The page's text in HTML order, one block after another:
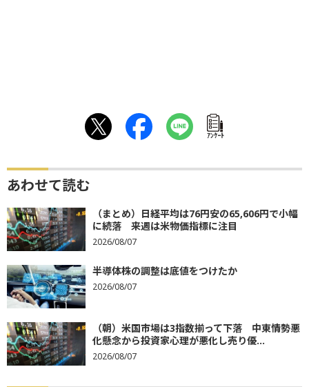
ｱﾝｹｰﾄ
あわせて読む
（まとめ）日経平均は76円安の65,606円で小幅
に続落 来週は米物価指標に注目
2026/08/07
半導体株の調整は底値をつけたか
2026/08/07
（朝）米国市場は3指数揃って下落 中東情勢悪
化懸念から投資家心理が悪化し売り優...
2026/08/07